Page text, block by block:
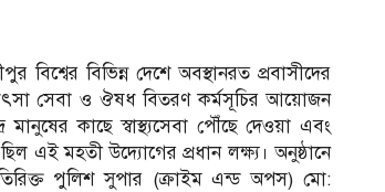
বিভিন্ন দেশে অবস্থানরত প্রবাসীদের
সেবা ও ঔষধ বিতরণ কর্মসূচির আয়োজন
কাছে স্বাস্থ্যসেবা পৌঁছে দেওয়া এবং
এই মহতী উদ্যোগের প্রধান লক্ষ্য। অনুষ্ঠানে
পুলিশ সুপার (ক্রাইম এন্ড অপস) মো: